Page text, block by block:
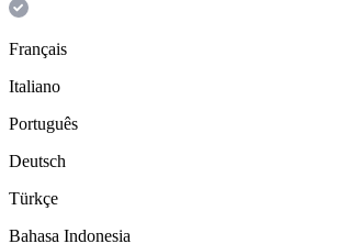
Français
Italiano
Português
Deutsch
Türkçe
Bahasa Indonesia